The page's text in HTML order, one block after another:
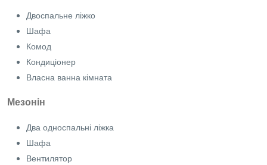
Двоспальне ліжко
Шафа
Комод
Кондиціонер
Власна ванна кімната
Мезонін
Два односпальні ліжка
Шафа
Вентилятор